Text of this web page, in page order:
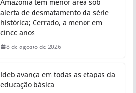
Amazônia tem menor área sob
alerta de desmatamento da série
histórica; Cerrado, a menor em
cinco anos
8 de agosto de 2026
Ideb avança em todas as etapas da
educação básica